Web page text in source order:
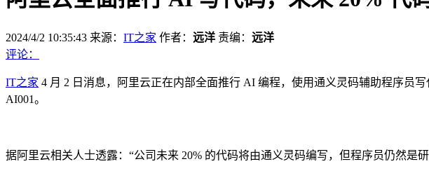
2024/4/2 10:35:43 来源： IT之家 作者： 远洋 责编： 远洋
评论：
IT之家 4 月 2 日消息，阿里云正在内部全面推行 AI 编程，使用通义灵码辅助程序
AI001。
据阿里云相关人士透露：“公司未来 20% 的代码将由通义灵码编写，但程序员仍然